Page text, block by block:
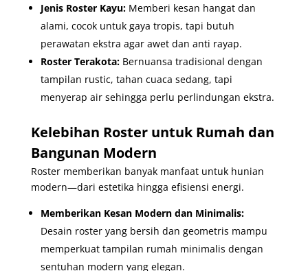
Jenis Roster Kayu:Memberi kesan hangat dan
alami, cocok untuk gaya tropis, tapi butuh
perawatan ekstra agar awet dan anti rayap.
Roster Terakota:Bernuansa tradisional dengan
tampilan rustic, tahan cuaca sedang, tapi
menyerap air sehingga perlu perlindungan ekstra.
Kelebihan Roster untuk Rumah dan
Bangunan Modern
Roster memberikan banyak manfaat untuk hunian
modern—dari estetika hingga efisiensi energi.
Memberikan Kesan Modern dan Minimalis:
Desain roster yang bersih dan geometris mampu
memperkuat tampilan rumah minimalis dengan
sentuhan modern yang elegan.